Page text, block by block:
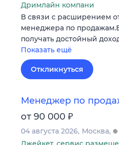
Дримлайн компани
В связи с расширением
менеджера по
получать достойный
Показать ещё
Откликнуться
Менеджер по
от 90 000 ₽
04 августа 2026 Москва